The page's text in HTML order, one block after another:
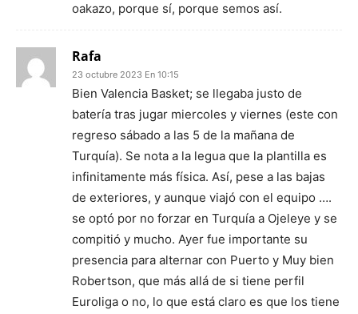
oakazo, porque sí, porque semos así.
Rafa
23 octubre 2023 En 10:15
Bien Valencia Basket; se llegaba justo de
batería tras jugar miercoles y viernes (este con
regreso sábado a las 5 de la mañana de
Turquía). Se nota a la legua que la plantilla es
infinitamente más física. Así, pese a las bajas
de exteriores, y aunque viajó con el equipo ….
se optó por no forzar en Turquía a Ojeleye y se
compitió y mucho. Ayer fue importante su
presencia para alternar con Puerto y Muy bien
Robertson, que más allá de si tiene perfil
Euroliga o no, lo que está claro es que los tiene